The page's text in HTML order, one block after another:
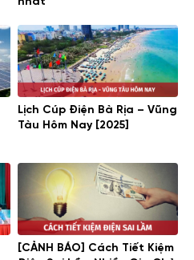
Lịch Cúp Điện Bà Rịa – Vũng
Tàu Hôm Nay [2025]
[CẢNH BÁO] Cách Tiết Kiệm